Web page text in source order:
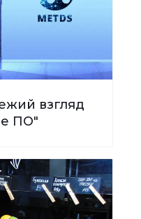
взгляд
ПО"